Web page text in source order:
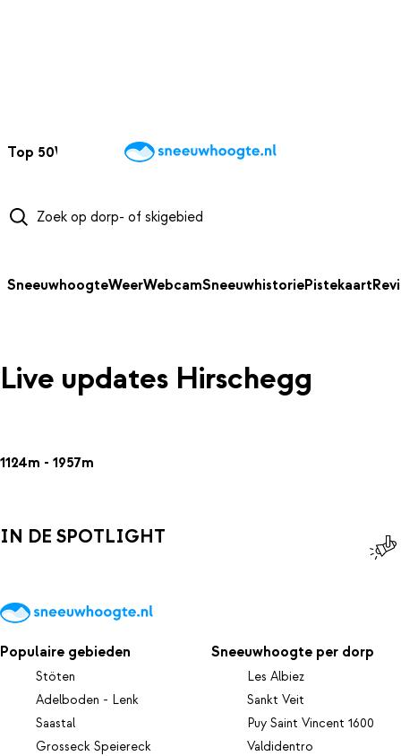
Top 50Webcams WintersportweerKaarten
SneeuwhoogteWeerWebcamSneeuwhistoriePistekaart
Live updates Hirschegg
1124m - 1957m
IN DE SPOTLIGHT
Populaire gebieden
Stöten
Adelboden - Lenk
Saastal
Grosseck Speiereck
Sneeuwhoogte per dorp
Les Albiez
Sankt Veit
Puy Saint Vincent 1600
Valdidentro